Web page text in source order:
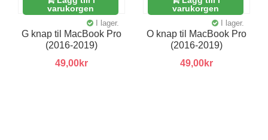
varukorgen
I lager.
G knap til MacBook Pro
(2016-2019)
49,00kr
varukorgen
I lager.
O knap til MacBook Pro
(2016-2019)
49,00kr